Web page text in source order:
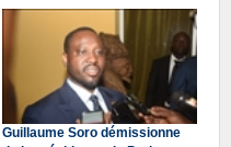
Guillaume Soro démissionne